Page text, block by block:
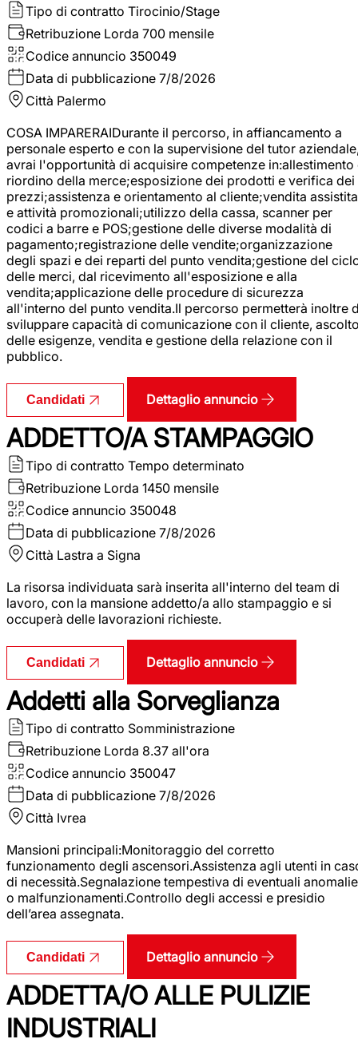
Tipo di contratto Tirocinio/Stage
Retribuzione Lorda 700 mensile
Codice annuncio 350049
Data di pubblicazione 7/8/2026
Città Palermo
COSA IMPARERAIDurante il percorso, in affiancamento a
personale esperto e con la supervisione del tutor
avrai l'opportunità di acquisire competenze in:allestimento
riordino della merce;esposizione dei prodotti e verifica dei
prezzi;assistenza e orientamento al cliente;vendita assistita
e attività promozionali;utilizzo della cassa, scanner per
codici a barre e POS;gestione delle diverse modalità di
pagamento;registrazione delle vendite;organizzazione
degli spazi e dei reparti del punto vendita;gestione del
delle merci, dal ricevimento all'esposizione e alla
vendita;applicazione delle procedure di sicurezza
all'interno del punto vendita.Il percorso permetterà inoltre
sviluppare capacità di comunicazione con il cliente,
delle esigenze, vendita e gestione della relazione con il
pubblico.
Candidati Dettaglio annuncio
ADDETTO/A STAMPAGGIO
Tipo di contratto Tempo determinato
Retribuzione Lorda 1450 mensile
Codice annuncio 350048
Data di pubblicazione 7/8/2026
Città Lastra a Signa
La risorsa individuata sarà inserita all'interno del team di
lavoro, con la mansione addetto/a allo stampaggio e si
occuperà delle lavorazioni richieste.
Candidati Dettaglio annuncio
Addetti alla Sorveglianza
Tipo di contratto Somministrazione
Retribuzione Lorda 8.37 all'ora
Codice annuncio 350047
Data di pubblicazione 7/8/2026
Città Ivrea
Mansioni principali:Monitoraggio del corretto
funzionamento degli ascensori.Assistenza agli utenti in
di necessità.Segnalazione tempestiva di eventuali anomalie
o malfunzionamenti.Controllo degli accessi e presidio
dell’area assegnata.
Candidati Dettaglio annuncio
ADDETTA/O ALLE PULIZIE
INDUSTRIALI